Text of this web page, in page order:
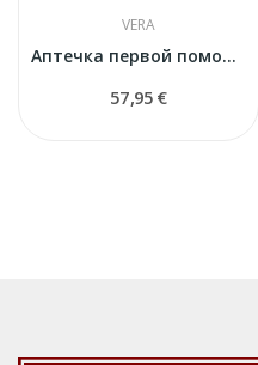
VERA
Аптечка первой помощи Nr 74
57,95 €